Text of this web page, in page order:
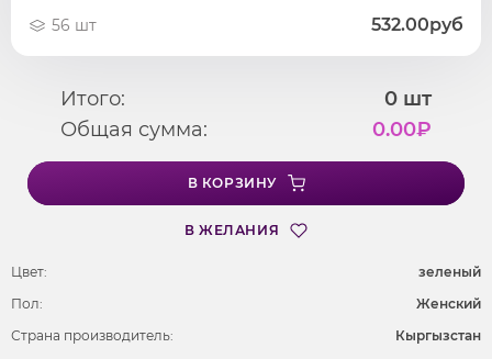
56 шт 532.00руб
Итого: 0 шт
Общая сумма:
0.00₽
В КОРЗИНУ
В ЖЕЛАНИЯ
Цвет:
зеленый
Пол:
Женский
Страна производитель:
Кыргызстан